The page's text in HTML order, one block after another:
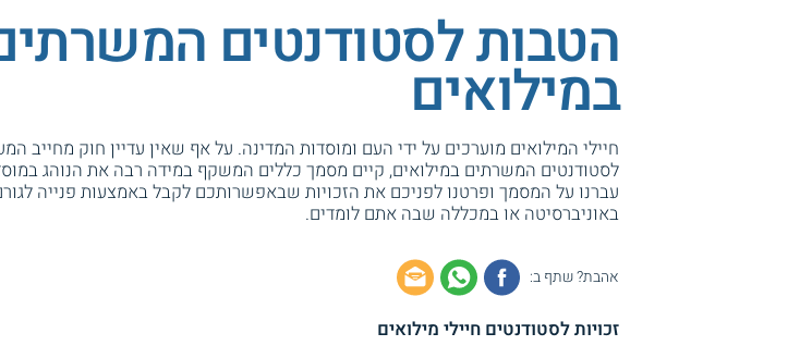
הטבות לסטודנטים
במילואים
חיילי המילואים מוערכים על ידי העם ומוסדות המדינה. על אף שאין עדיין חוק מחייב
לסטודנטים המשרתים במילואים, קיים מסמך כללים המשקף במידה רבה את הנוהג
עברנו על המסמך ופרטנו לפניכם את הזכויות שבאפשרותכם לקבל באמצעות פנייה
באוניברסיטה או במכללה שבה אתם לומדים.
אהבת? שתף ב:
זכויות לסטודנטים חיילי מילואים